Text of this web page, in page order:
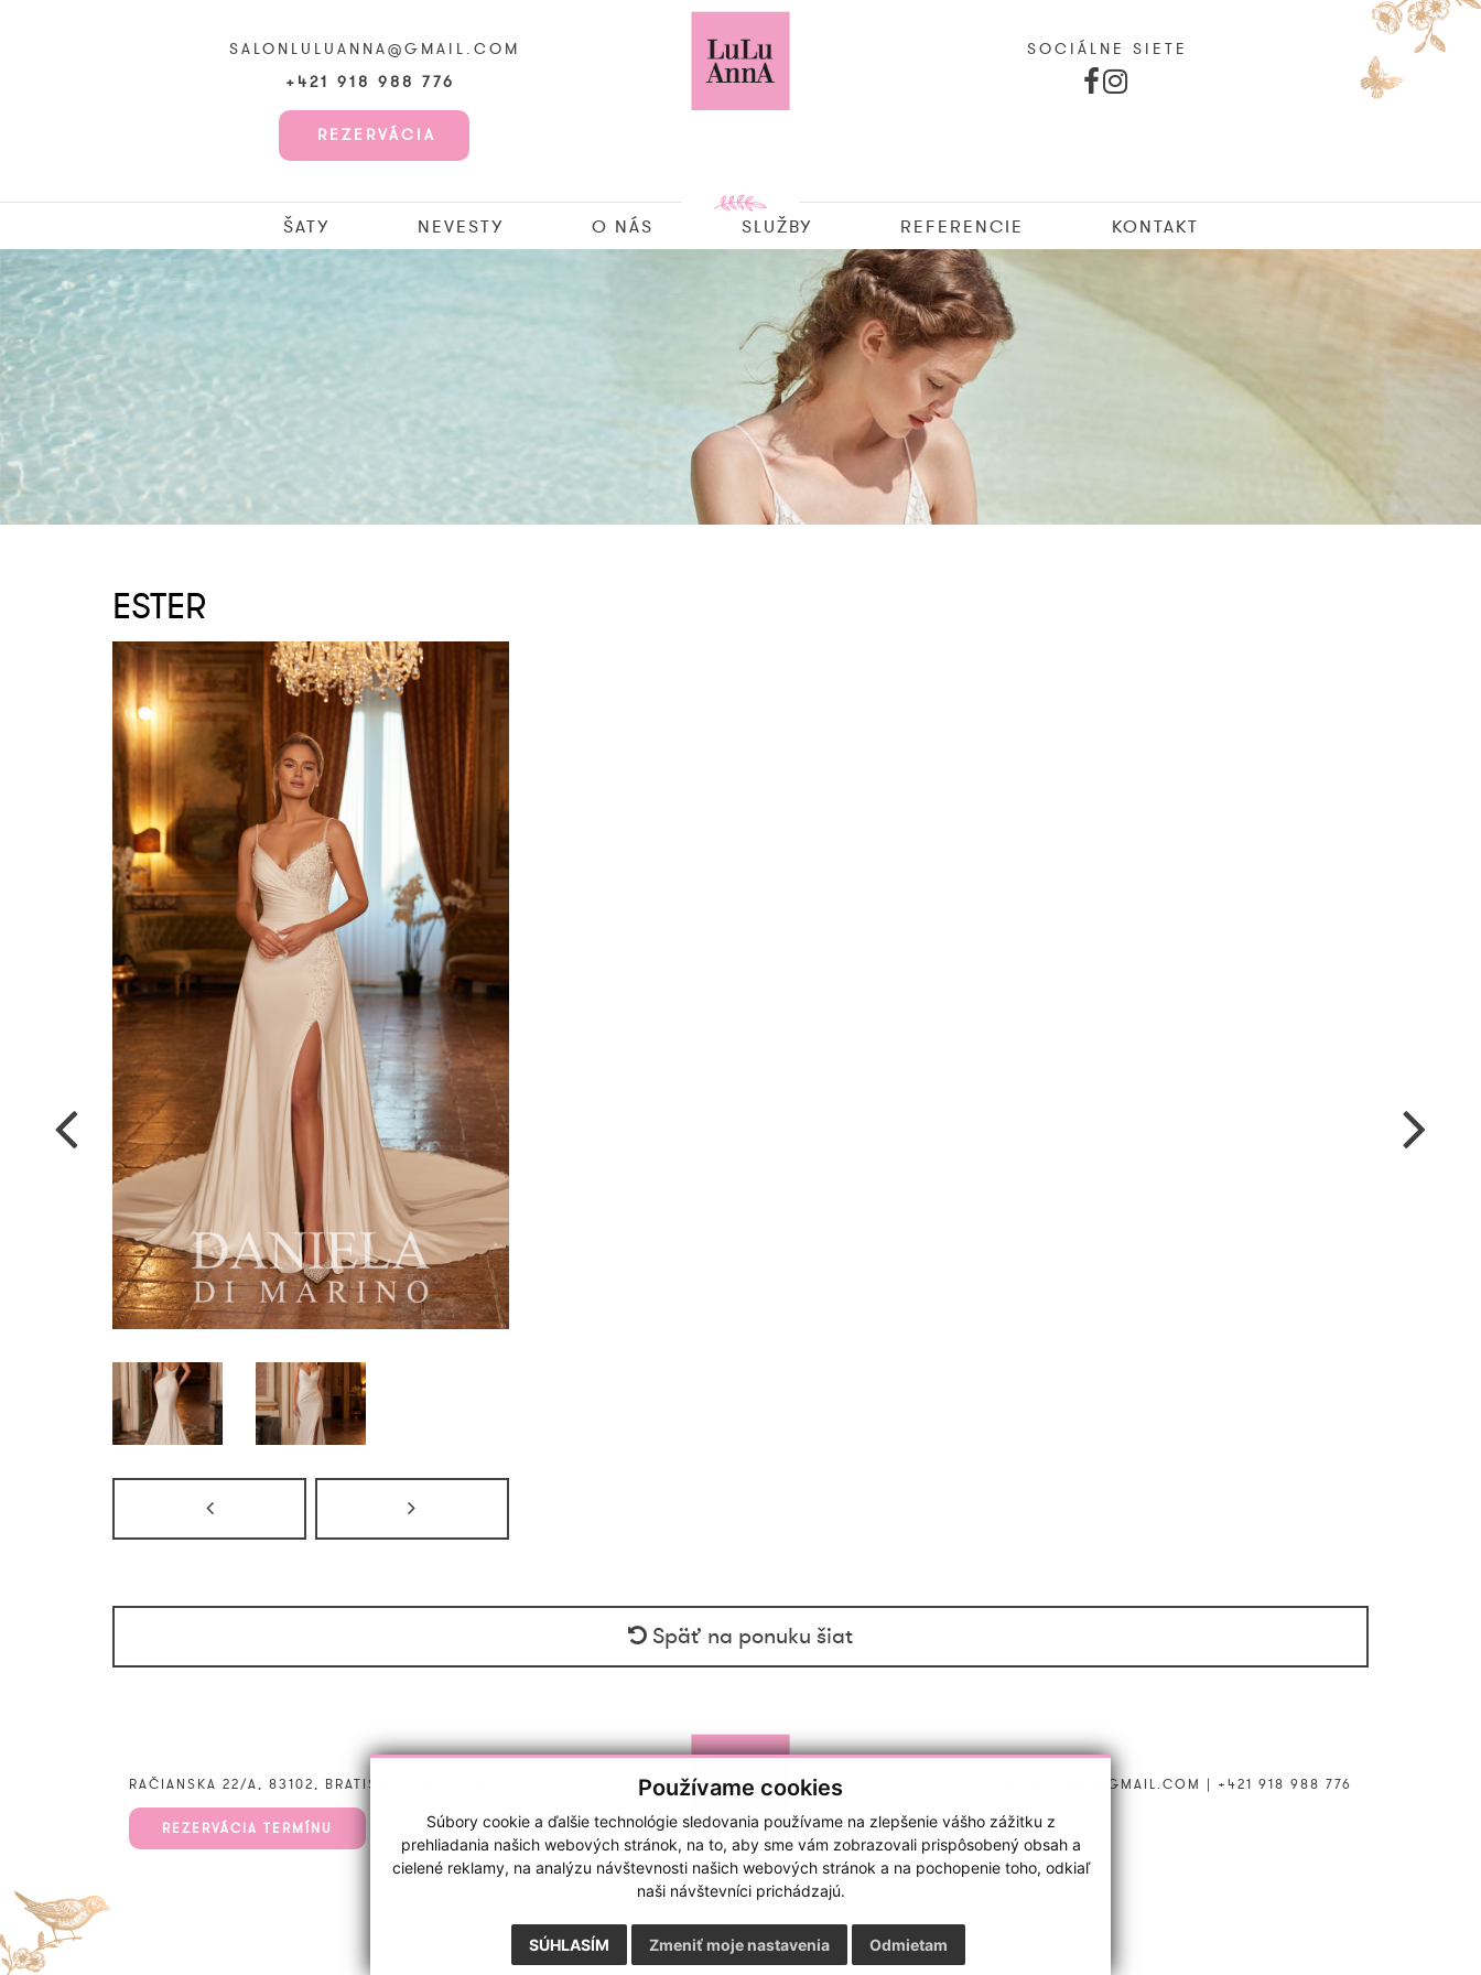
Používame cookies
Súbory cookie a ďalšie technológie sledovania používame na zlepšenie vášho zážitku z
prehliadania našich webových stránok, na to, aby sme vám zobrazovali prispôsobený obsah a
cielené reklamy, na analýzu návštevnosti našich webových stránok a na pochopenie toho, odkiaľ
naši návštevníci prichádzajú.
SÚHLASÍM Odmietam
Zmeniť moje nastavenia
SALONLULUANNA@GMAIL.COM
+421 918 988 776
REZERVÁCIA
SOCIÁLNE SIETE
ŠATY NEVESTY O NÁS SLUŽBY REFERENCIE KONTAKT
ESTER
Späť na ponuku šiat
RAČIANSKA 22/A, 83102, BRATISLAVA (NOVÉ MESTO)
REZERVÁCIA TERMÍNU
SALONLULUANNA@GMAIL.COM | +421 918 988 776
GDPR| Cookies
webdesign| webex.sk